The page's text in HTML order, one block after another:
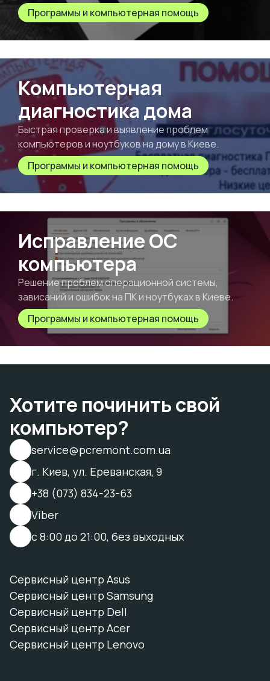
Программы и компьютерная помощь
Компьютерная
диагностика дома
Быстрая проверка и выявление проблем
компьютеров и ноутбуков на дому в Киеве.
Программы и компьютерная помощь
Исправление ОС
компьютера
Решение проблем операционной системы,
зависаний и ошибок на ПК и ноутбуках в Киеве.
Программы и компьютерная помощь
Хотите починить свой
компьютер?
service@pcremont.com.ua
г. Киев, ул. Ереванская, 9
+38 (073) 834-23-63
Viber
с 8:00 до 21:00, без выходных
Сервисный центр Asus
Сервисный центр Samsung
Сервисный центр Dell
Сервисный центр Acer
Сервисный центр Lenovo